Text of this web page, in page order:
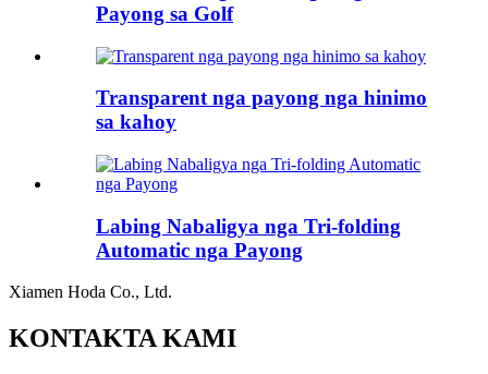
Payong sa Golf
Transparent nga payong nga hinimo
sa kahoy
Labing Nabaligya nga Tri-folding
Automatic nga Payong
Xiamen Hoda Co., Ltd.
KONTAKTA KAMI